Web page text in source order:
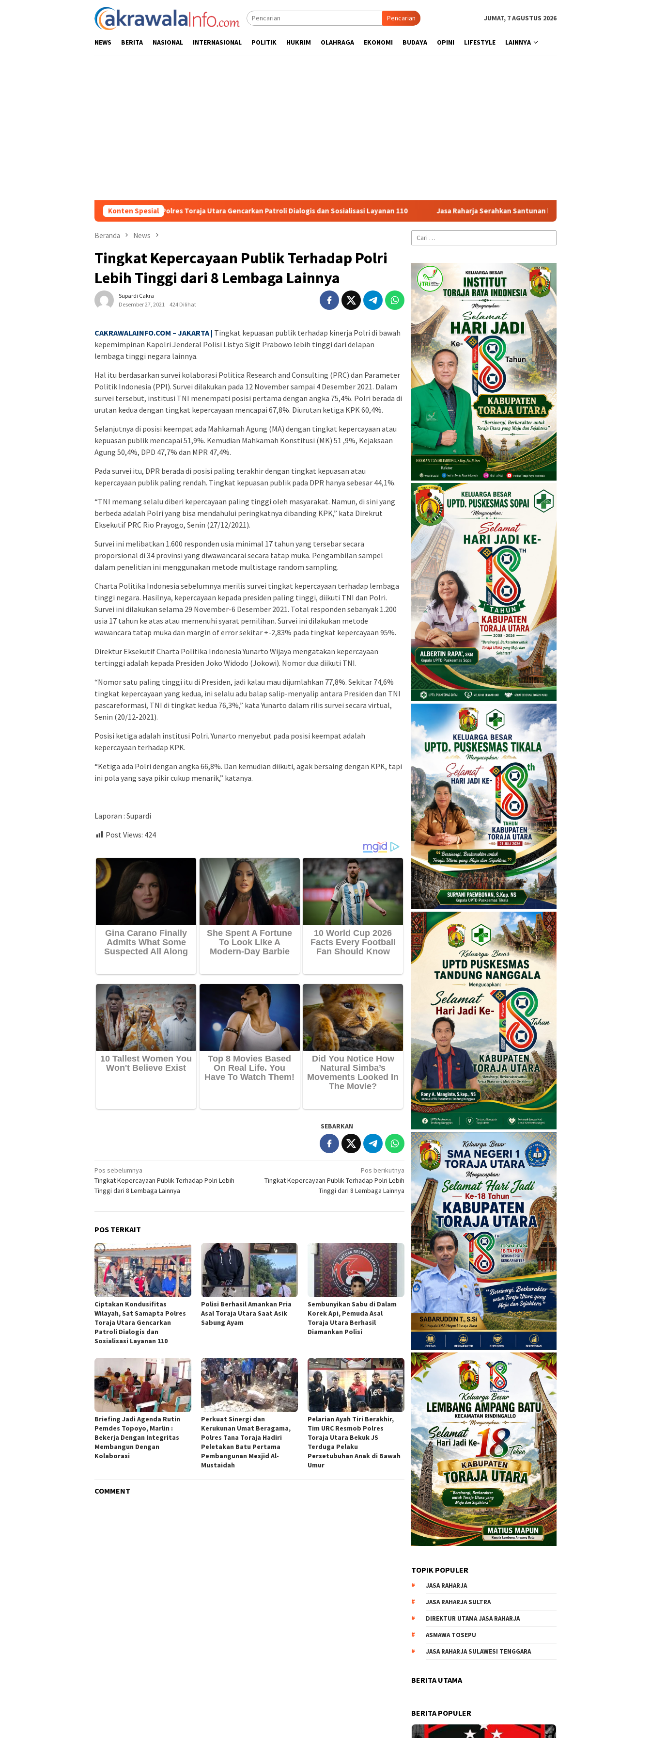
Pencarian JUMAT, 7 AGUSTUS 2026
NEWS BERITA NASIONAL INTERNASIONAL POLITIK HUKRIM OLAHRAGA EKONOMI BUDAYA OPINI LIFESTYLE LAINNYA
Konten Spesial
Sat Samapta Polres Toraja Utara Gencarkan Patroli Dialogis dan Sosialisasi Layanan 110 Jasa Raharja Serahkan Santunan kepada Ahli Waris Korban Kebakaran KM Mutiara
Beranda News
Tingkat Kepercayaan Publik Terhadap Polri
Lebih Tinggi dari 8 Lembaga Lainnya
Supardi Cakra
Desember 27, 2021
424 Dilihat
CAKRAWALAINFO.COM – JAKARTA | Tingkat kepuasan publik terhadap kinerja Polri di bawah
kepemimpinan Kapolri Jenderal Polisi Listyo Sigit Prabowo lebih tinggi dari delapan
lembaga tinggi negara lainnya.
Hal itu berdasarkan survei kolaborasi Politica Research and Consulting (PRC) dan Parameter
Politik Indonesia (PPI). Survei dilakukan pada 12 November sampai 4 Desember 2021. Dalam
survei tersebut, institusi TNI menempati posisi pertama dengan angka 75,4%. Polri berada di
urutan kedua dengan tingkat kepercayaan mencapai 67,8%. Diurutan ketiga KPK 60,4%.
Selanjutnya di posisi keempat ada Mahkamah Agung (MA) dengan tingkat kepercayaan atau
kepuasan publik mencapai 51,9%. Kemudian Mahkamah Konstitusi (MK) 51 ,9%, Kejaksaan
Agung 50,4%, DPD 47,7% dan MPR 47,4%.
Pada survei itu, DPR berada di posisi paling terakhir dengan tingkat kepuasan atau
kepercayaan publik paling rendah. Tingkat kepuasan publik pada DPR hanya sebesar 44,1%.
“TNI memang selalu diberi kepercayaan paling tinggi oleh masyarakat. Namun, di sini yang
berbeda adalah Polri yang bisa mendahului peringkatnya dibanding KPK,” kata Direkrut
Eksekutif PRC Rio Prayogo, Senin (27/12/2021).
Survei ini melibatkan 1.600 responden usia minimal 17 tahun yang tersebar secara
proporsional di 34 provinsi yang diwawancarai secara tatap muka. Pengambilan sampel
dalam penelitian ini menggunakan metode multistage random sampling.
Charta Politika Indonesia sebelumnya merilis survei tingkat kepercayaan terhadap lembaga
tinggi negara. Hasilnya, kepercayaan kepada presiden paling tinggi, diikuti TNI dan Polri.
Survei ini dilakukan selama 29 November-6 Desember 2021. Total responden sebanyak 1.200
usia 17 tahun ke atas atau memenuhi syarat pemilihan. Survei ini dilakukan metode
wawancara tatap muka dan margin of error sekitar +-2,83% pada tingkat kepercayaan 95%.
Direktur Eksekutif Charta Politika Indonesia Yunarto Wijaya mengatakan kepercayaan
tertinggi adalah kepada Presiden Joko Widodo (Jokowi). Nomor dua diikuti TNI.
“Nomor satu paling tinggi itu di Presiden, jadi kalau mau dijumlahkan 77,8%. Sekitar 74,6%
tingkat kepercayaan yang kedua, ini selalu adu balap salip-menyalip antara Presiden dan TNI
pascareformasi, TNI di tingkat kedua 76,3%,” kata Yunarto dalam rilis survei secara virtual,
Senin (20/12-2021).
Posisi ketiga adalah institusi Polri. Yunarto menyebut pada posisi keempat adalah
kepercayaan terhadap KPK.
“Ketiga ada Polri dengan angka 66,8%. Dan kemudian diikuti, agak bersaing dengan KPK, tapi
ini pola yang saya pikir cukup menarik,” katanya.
Laporan : Supardi
Post Views: 424
SEBARKAN
Navigasi
pos
Pos sebelumnya
Tingkat Kepercayaan Publik Terhadap Polri Lebih
Tinggi dari 8 Lembaga Lainnya
Pos berikutnya
Tingkat Kepercayaan Publik Terhadap Polri Lebih
Tinggi dari 8 Lembaga Lainnya
POS TERKAIT
Ciptakan Kondusifitas
Wilayah, Sat Samapta Polres
Toraja Utara Gencarkan
Patroli Dialogis dan
Sosialisasi Layanan 110
Polisi Berhasil Amankan Pria
Asal Toraja Utara Saat Asik
Sabung Ayam
Sembunyikan Sabu di Dalam
Korek Api, Pemuda Asal
Toraja Utara Berhasil
Diamankan Polisi
Briefing Jadi Agenda Rutin
Pemdes Topoyo, Marlin :
Bekerja Dengan Integritas
Membangun Dengan
Kolaborasi
Perkuat Sinergi dan
Kerukunan Umat Beragama,
Polres Tana Toraja Hadiri
Peletakan Batu Pertama
Pembangunan Mesjid Al-
Mustaidah
Pelarian Ayah Tiri Berakhir,
Tim URC Resmob Polres
Toraja Utara Bekuk JS
Terduga Pelaku
Persetubuhan Anak di Bawah
Umur
COMMENT
Cari
untuk:
TOPIK POPULER
JASA RAHARJA
JASA RAHARJA SULTRA
DIREKTUR UTAMA JASA RAHARJA
ASMAWA TOSEPU
JASA RAHARJA SULAWESI TENGGARA
BERITA UTAMA
BERITA POPULER